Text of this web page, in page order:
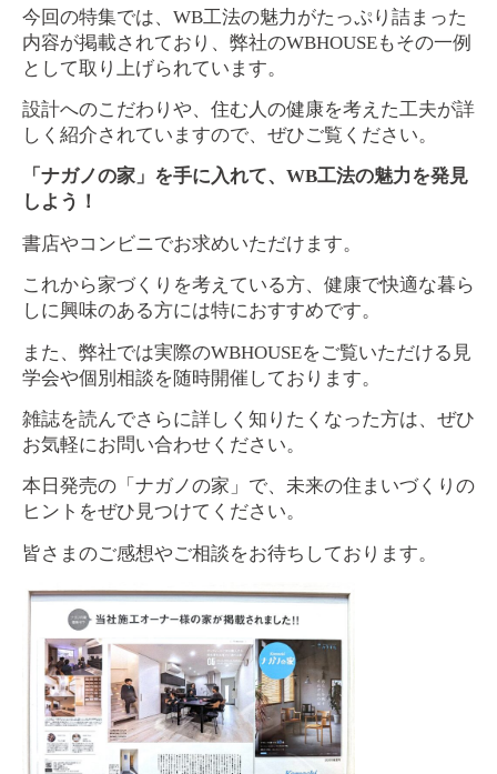
今回の特集では、WB工法の魅力がたっぷり詰まった
内容が掲載されており、弊社のWBHOUSEもその一例
として取り上げられています。
設計へのこだわりや、住む人の健康を考えた工夫が詳
しく紹介されていますので、ぜひご覧ください。
「ナガノの家」を手に入れて、WB工法の魅力を発見
しよう！
書店やコンビニでお求めいただけます。
これから家づくりを考えている方、健康で快適な暮ら
しに興味のある方には特におすすめです。
また、弊社では実際のWBHOUSEをご覧いただける見
学会や個別相談を随時開催しております。
雑誌を読んでさらに詳しく知りたくなった方は、ぜひ
お気軽にお問い合わせください。
本日発売の「ナガノの家」で、未来の住まいづくりの
ヒントをぜひ見つけてください。
皆さまのご感想やご相談をお待ちしております。